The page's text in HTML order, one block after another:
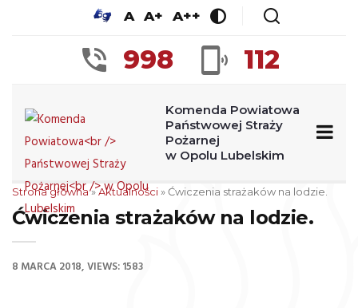
A A+ A++
998 112
Komenda Powiatowa
Państwowej Straży
Pożarnej
w Opolu Lubelskim
Strona główna»Aktualności»Ćwiczenia strażaków na lodzie.
Ćwiczenia strażaków na lodzie.
8 MARCA 2018 VIEWS: 1583